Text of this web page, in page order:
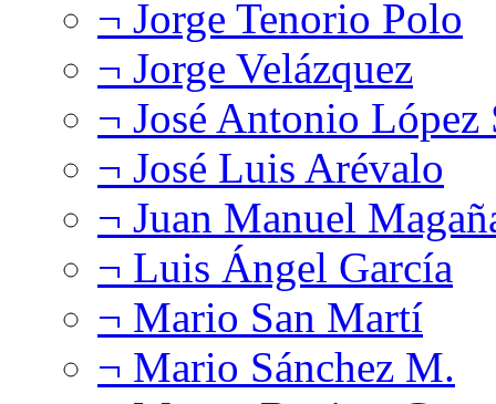
¬ Jorge Tenorio Polo
¬ Jorge Velázquez
¬ José Antonio López
¬ José Luis Arévalo
¬ Juan Manuel
¬ Luis Ángel García
¬ Mario San Martí
¬ Mario Sánchez M.